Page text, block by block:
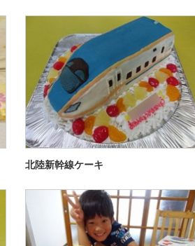
北陸新幹線ケーキ